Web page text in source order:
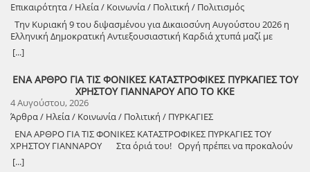
Επικαιρότητα / Ηλεία / Κοινωνία / Πολιτική / Πολιτισμός
Την Κυριακή 9 του διψασμένου για Δικαιοσύνη Αυγούστου 2026 η
Ελληνική Δημοκρατική Αντιεξουσιαστική Καρδιά χτυπά μαζί με
ΟΛΟΥΣ τους Συναγωνιστές για την Παλαιστίνη μέρα Μνήμης και
Αγώνα!
[...]
ΕΝΑ ΑΡΘΡΟ ΓΙΑ ΤΙΣ ΦΟΝΙΚΕΣ ΚΑΤΑΣΤΡΟΦΙΚΕΣ ΠΥΡΚΑΓΙΕΣ ΤΟΥ
ΧΡΗΣΤΟΥ ΓΙΑΝΝΑΡΟΥ ΑΠΟ ΤΟ ΚΚΕ
4 Αυγούστου, 2026
Άρθρα / Ηλεία / Κοινωνία / Πολιτική / ΠΥΡΚΑΓΙΕΣ
ΕΝΑ ΑΡΘΡΟ ΓΙΑ ΤΙΣ ΦΟΝΙΚΕΣ ΚΑΤΑΣΤΡΟΦΙΚΕΣ ΠΥΡΚΑΓΙΕΣ ΤΟΥ
ΧΡΗΣΤΟΥ ΓΙΑΝΝΑΡΟΥ Στα όριά του! Οργή πρέπει να προκαλούν
τα αναμασήματα του πρωθυπουργού και κυβερνητικών στελεχών,
που παίζουν την κασέτα της «κλιματικής αλλαγής» και της ατομικής
[...]